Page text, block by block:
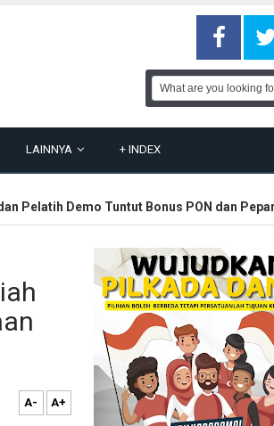
LAINNYA + INDEX
Demo Tuntut Bonus PON dan Peparnas
A- A+